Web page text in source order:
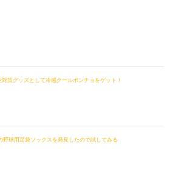
策グッズとして冷感クールポンチョをゲット！
野球用足袋ソックスを発見したので試してみる